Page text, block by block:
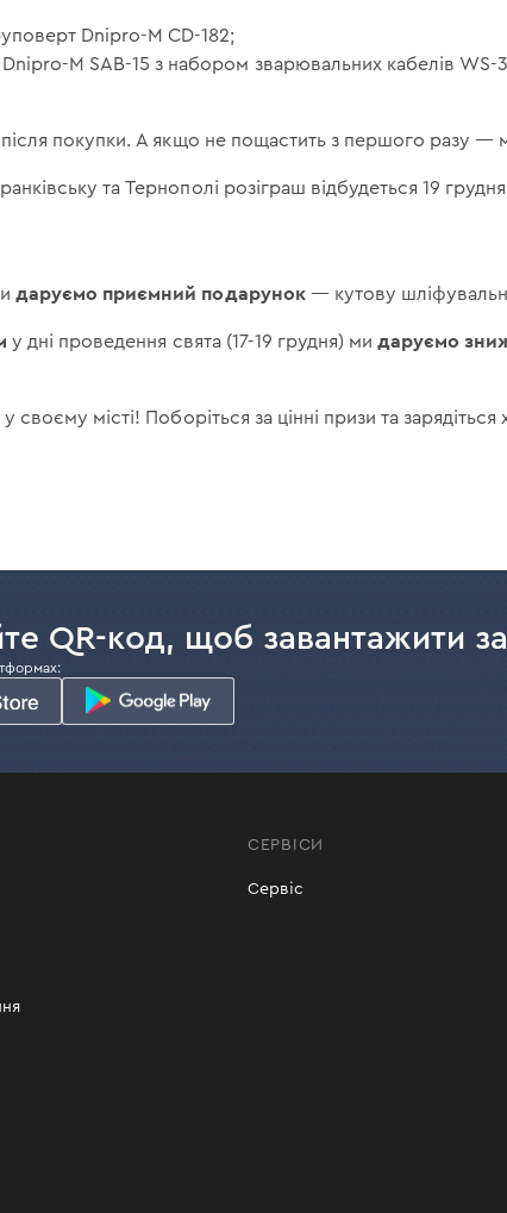
Dnipro-M CD-182;
M SAB-15 з набором зварювальних кабелів WS-
після покупки. А якщо не пощастить з першого разу
та Тернополі розіграш відбудеться 19
даруємо приємний подарунок— кутову
у дні проведення свята (17-19 грудня) ми даруємо
своєму місті! Поборіться за цінні призи та
QR-код, щоб завантажити
СЕРВІСИ
Сервіс